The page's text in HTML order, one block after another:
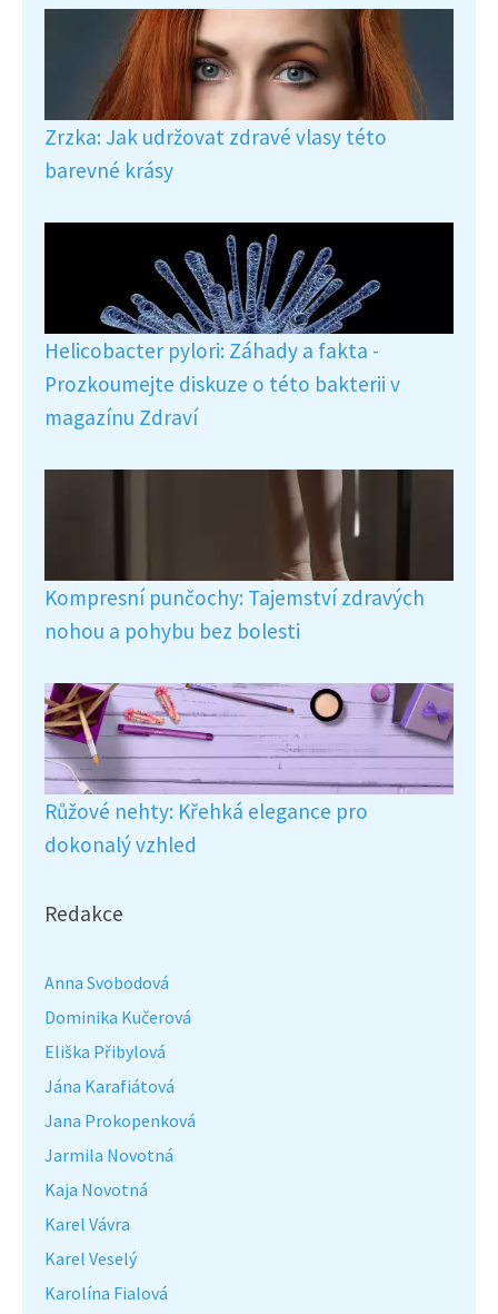
Zrzka: Jak udržovat zdravé vlasy této
barevné krásy
Helicobacter pylori: Záhady a fakta -
Prozkoumejte diskuze o této bakterii v
magazínu Zdraví
Kompresní punčochy: Tajemství zdravých
nohou a pohybu bez bolesti
Růžové nehty: Křehká elegance pro
dokonalý vzhled
Redakce
Anna Svobodová
Dominika Kučerová
Eliška Přibylová
Jána Karafiátová
Jana Prokopenková
Jarmila Novotná
Kaja Novotná
Karel Vávra
Karel Veselý
Karolína Fialová